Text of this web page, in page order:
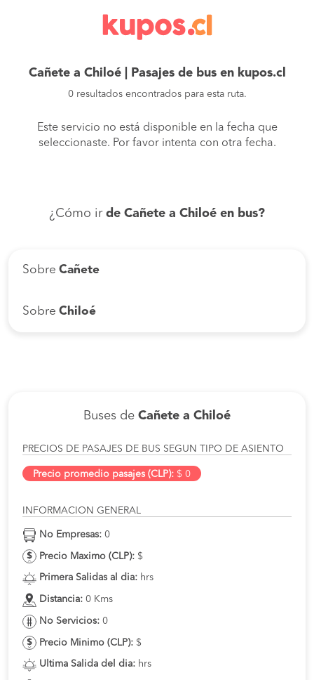
Cañete a Chiloé | Pasajes de bus en kupos.cl
0 resultados encontrados para esta ruta.
Este servicio no está disponible en la fecha que
seleccionaste. Por favor intenta con otra fecha.
¿Cómo ir de Cañete a Chiloé en bus?
Sobre Cañete
Sobre Chiloé
Buses de Cañete a Chiloé
PRECIOS DE PASAJES DE BUS SEGUN TIPO DE ASIENTO
Precio promedio pasajes (CLP): $ 0
INFORMACION GENERAL
No Empresas: 0
Precio Maximo (CLP): $
Primera Salidas al dia: hrs
Distancia: 0 Kms
No Servicios: 0
Precio Minimo (CLP): $
Ultima Salida del dia: hrs